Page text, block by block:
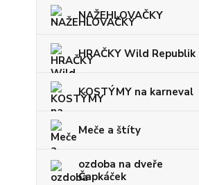
NAŽEHLOVAČKY
HRAČKY Wild Republik
KOSTÝMY na karneval
Meče a štíty
ozdoba na dveře
Čapkáček